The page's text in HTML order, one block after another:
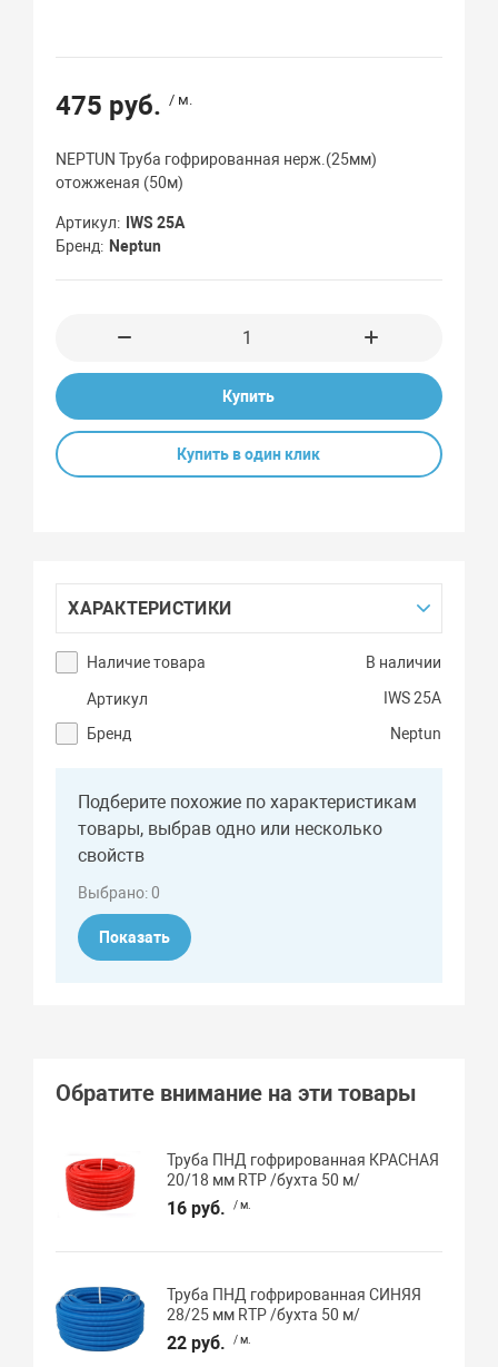
475 руб. / м.
NEPTUN Труба гофрированная нерж.(25мм)
отожженая (50м)
Артикул
IWS 25A
Бренд
Neptun
Купить
Купить в один клик
ХАРАКТЕРИСТИКИ
Наличие товара В наличии
Артикул
IWS 25A
Бренд
Neptun
Подберите похожие по характеристикам
товары, выбрав одно или несколько
свойств
Выбрано:0
Показать
Обратите внимание на эти товары
Труба ПНД гофрированная КРАСНАЯ
20/18 мм RTP /бухта 50 м/
16 руб. / м.
Труба ПНД гофрированная СИНЯЯ
28/25 мм RTP /бухта 50 м/
22 руб. / м.